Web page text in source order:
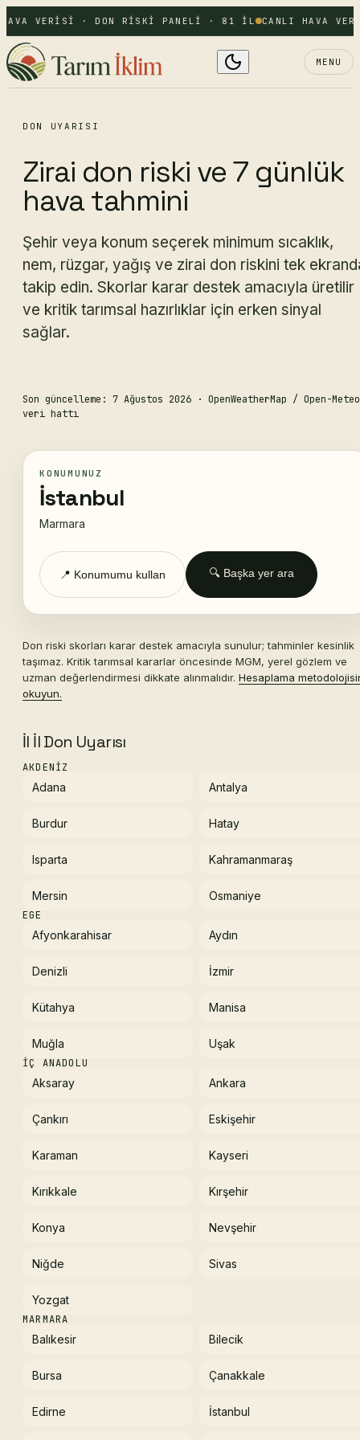
VERISI · DON RISKI PANELI · 81 IL CANLI HAVA
MENU
DON UYARISI
Zirai don riski ve 7 günlük
hava tahmini
Şehir veya konum seçerek minimum sıcaklık,
nem, rüzgar, yağış ve zirai don riskini tek
takip edin. Skorlar karar destek amacıyla üretilir
ve kritik tarımsal hazırlıklar için erken sinyal
sağlar.
Son güncelleme: 7 Ağustos 2026 · OpenWeatherMap / Open-Meteo
veri hattı
KONUMUNUZ
İstanbul
Marmara
📍 Konumumu kullan 🔍 Başka yer ara
Don riski skorları karar destek amacıyla sunulur; tahminler kesinlik
taşımaz. Kritik tarımsal kararlar öncesinde MGM, yerel gözlem ve
uzman değerlendirmesi dikkate alınmalıdır. Hesaplama
okuyun.
İl İl Don Uyarısı
AKDENIZ
Adana Antalya
Burdur Hatay
Isparta Kahramanmaraş
Mersin Osmaniye
EGE
Afyonkarahisar Aydın
Denizli İzmir
Kütahya Manisa
Muğla Uşak
İÇ ANADOLU
Aksaray Ankara
Çankırı Eskişehir
Karaman Kayseri
Kırıkkale Kırşehir
Konya Nevşehir
Niğde Sivas
Yozgat
MARMARA
Balıkesir Bilecik
Bursa Çanakkale
Edirne İstanbul